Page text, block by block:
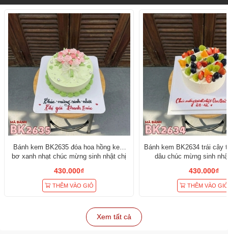
Bánh kem BK2635 đóa hoa hồng kem
bơ xanh nhạt chúc mừng sinh nhật chị
430.000₫
THÊM VÀO GIỎ
Bánh kem BK2634 trái cây
dâu chúc mừng sinh
430.000₫
THÊM VÀO GIỎ
Xem tất cả